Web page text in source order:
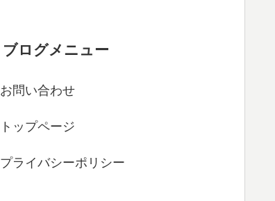
ブログメニュー
お問い合わせ
トップページ
プライバシーポリシー